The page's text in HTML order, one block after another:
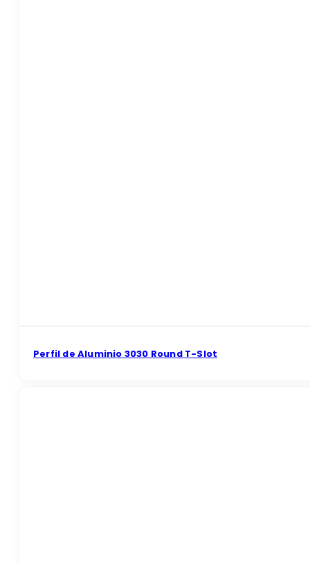
Perfil de Aluminio 3030 Round T-Slot